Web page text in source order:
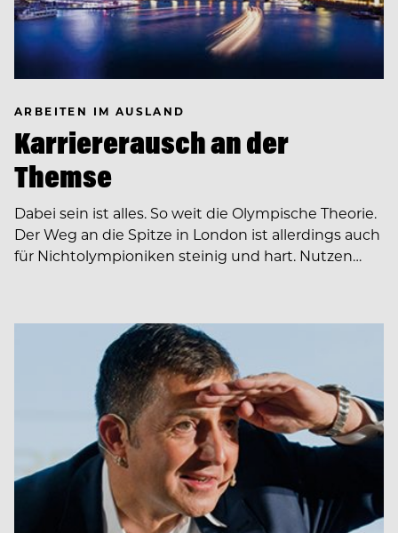
ARBEITEN IM AUSLAND
Karriererausch an der
Themse
Dabei sein ist alles. So weit die Olympische Theorie.
Der Weg an die Spitze in London ist allerdings auch
für Nichtolympioniken steinig und hart. Nutzen…